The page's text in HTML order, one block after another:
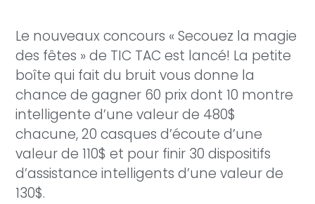
Le nouveaux concours « Secouez la magie
des fêtes » de TIC TAC est lancé! La petite
boîte qui fait du bruit vous donne la
chance de gagner 60 prix dont 10 montre
intelligente d’une valeur de 480$
chacune, 20 casques d’écoute d’une
valeur de 110$ et pour finir 30 dispositifs
d’assistance intelligents d’une valeur de
130$.